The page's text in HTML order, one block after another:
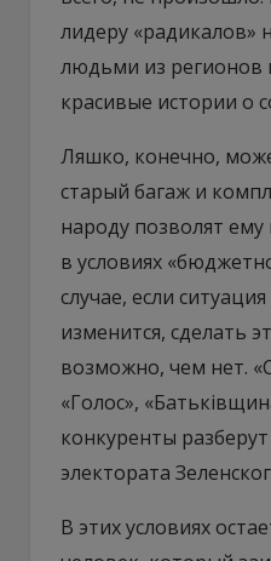
лидеру «радикалов»
людьми из регионов
красивые истории о
Ляшко, конечно,
старый багаж и
народу позволят
в условиях
случае, если
изменится, сделать
возможно, чем нет.
«Голос»,
конкуренты
электората
В этих условиях